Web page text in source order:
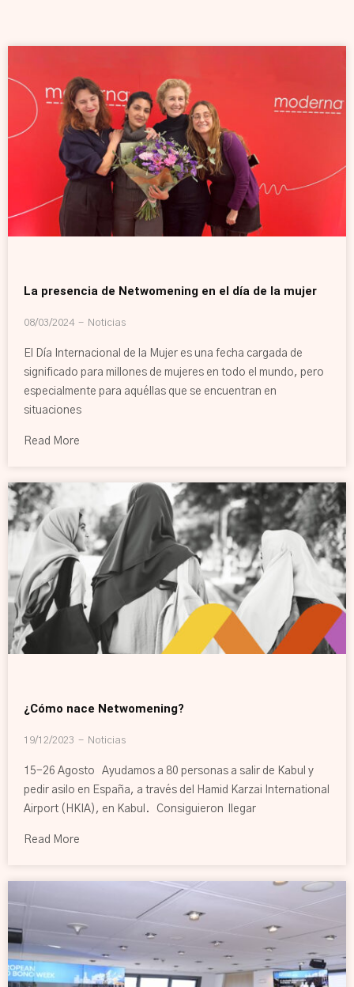
La presencia de Netwomening en el día de la mujer
08/03/2024 Noticias
El Día Internacional de la Mujer es una fecha cargada de
significado para millones de mujeres en todo el mundo, pero
especialmente para aquéllas que se encuentran en
situaciones
Read More
¿Cómo nace Netwomening?
19/12/2023 Noticias
15-26 Agosto Ayudamos a 80 personas a salir de Kabul y
pedir asilo en España, a través del Hamid Karzai International
Airport (HKIA), en Kabul. Consiguieron llegar
Read More